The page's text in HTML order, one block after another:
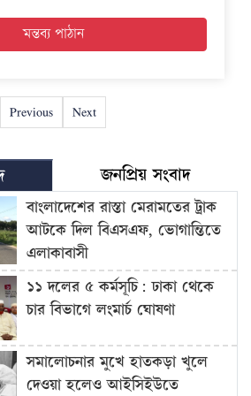
Previous Next
জনপ্রিয় সংবাদ
বাংলাদেশের রাস্তা মেরামতের ট্রাক
আটকে দিল বিএসএফ, ভোগান্তিতে
এলাকাবাসী
১১ দলের ৫ কর্মসূচি: ঢাকা থেকে
চার বিভাগে লংমার্চ ঘোষণা
সমালোচনার মুখে হাতকড়া খুলে
দেওয়া হলেও আইসিইউতে